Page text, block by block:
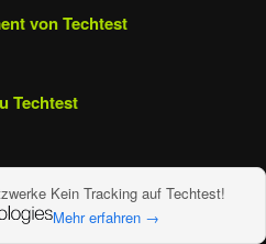
von Techtest
Techtest
Kein Tracking auf Techtest!
Mehr erfahren →